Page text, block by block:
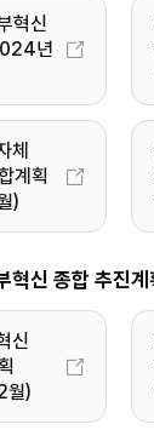
혁신
년
체
계획
)
혁신 종합 추
신
월)